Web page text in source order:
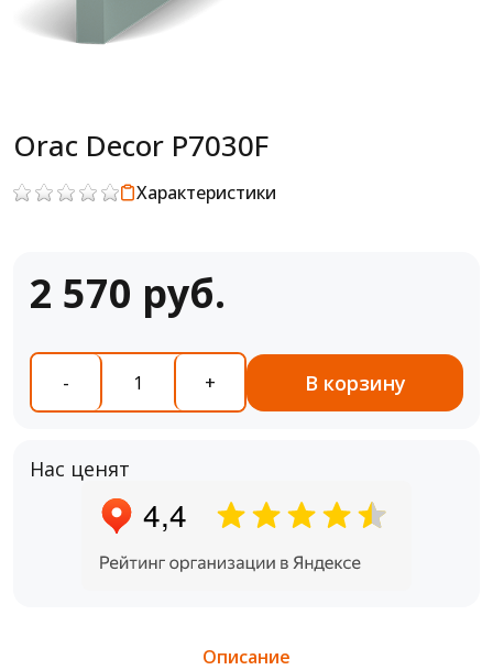
Orac Decor P7030F
Характеристики
2 570 руб.
- + В корзину
Нас ценят
Описание